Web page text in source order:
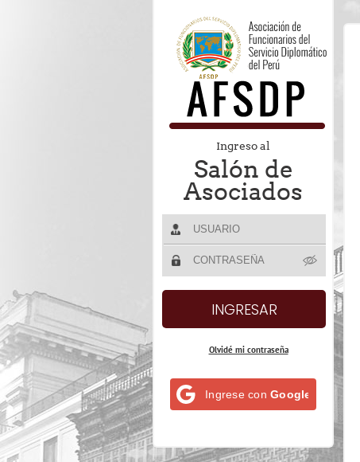
Ingreso al
Salón de
Asociados
Olvidé mi contraseña
Ingrese con Google